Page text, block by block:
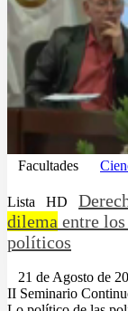
Facultades
Lista HD
dilema entre
políticos
21 de Agosto de
II Seminario